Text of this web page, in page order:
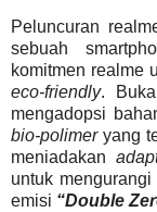
Peluncuran
sebuah
komitmen realme
eco-friendly.
mengadopsi
bio-polimeryang
meniadakan
untuk
emisi “Double